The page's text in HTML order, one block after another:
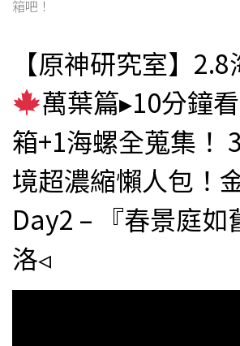
箱吧！
【原神研究室】
萬葉篇▸10分鐘
箱+1海螺全蒐集！
境超濃縮懶人包！
Day2 – 『春景庭如
洛◃